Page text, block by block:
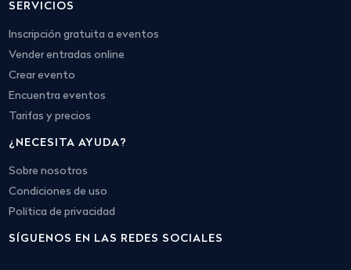
SERVICIOS
Inscripción gratuita a eventos
Vender entradas online
Crear evento
Encuentra eventos
Tarifas y precios
¿NECESITA AYUDA?
Sobre nosotros
Condiciones de uso
Política de privacidad
SÍGUENOS EN LAS REDES SOCIALES